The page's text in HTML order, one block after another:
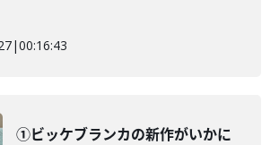
|00:16:43
①ビッケブランカの新作がいかに